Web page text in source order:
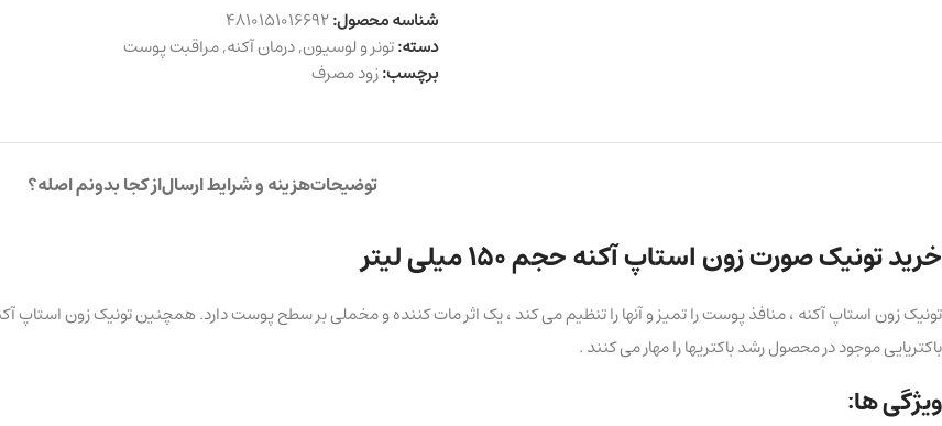
شناسه محصول:4810151016692
دسته:تونر و لوسیون,درمان آکنه,مراقبت پوست
برچسب:زود مصرف
توضیحاتهزینه و شرایط ارسالاز کجا بدونم اصله؟
خرید تونیک صورت زون استاپ آکنه حجم ۱۵۰ میلی لیتر
تونیک زون استاپ آکنه ، منافذ پوست را تمیز و آنها را تنظیم می کند ، یک اثر مات کننده و مخملی بر سطح پوست دارد. همچنین تونیک زون استاپ
باکتریایی موجود در محصول رشد باکتریها را مهار می کنند .
ویژگی ها: